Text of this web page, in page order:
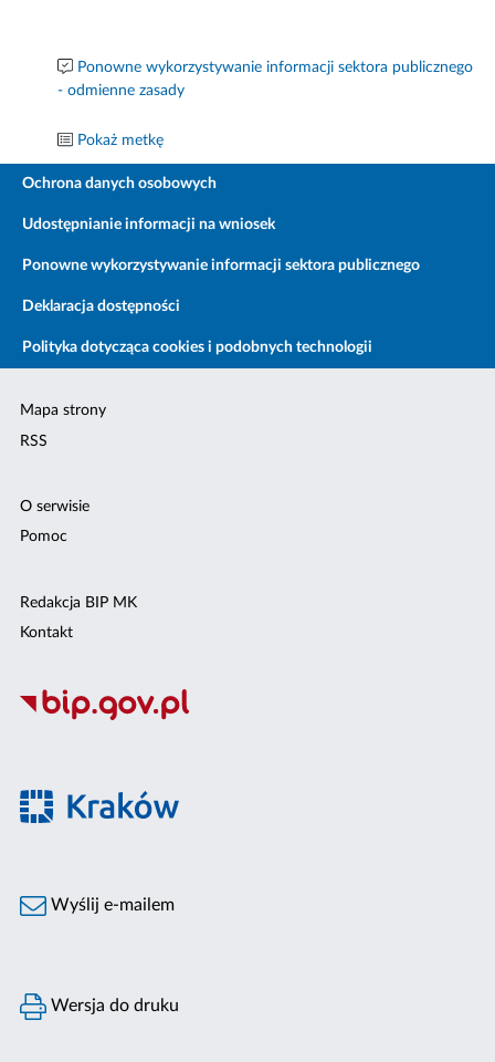
Ponowne wykorzystywanie informacji sektora publicznego
- odmienne zasady
Pokaż metkę
Ochrona danych osobowych
Udostępnianie informacji na wniosek
Ponowne wykorzystywanie informacji sektora publicznego
Deklaracja dostępności
Polityka dotycząca cookies i podobnych technologii
Mapa strony
RSS
O serwisie
Pomoc
Redakcja BIP MK
Kontakt
Wyślij e-mailem
Wersja do druku